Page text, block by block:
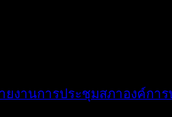
ายงานการประชุมสภาองค์ก